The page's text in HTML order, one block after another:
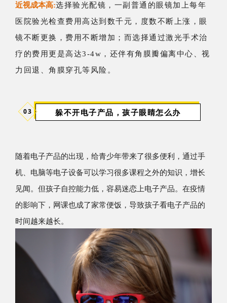
近视成本高:选择验光配镜，一副普通的眼镜加上每年
医院验光检查费用高达到数千元，度数不断上涨，眼
镜不断更换，费用不断增加；而选择通过激光手术治
疗的费用更是高达3-4w，还伴有角膜瓣偏离中心、视
力回退、角膜穿孔等风险。
03 躲不开电子产品，孩子眼睛怎么办
随着电子产品的出现，给青少年带来了很多便利， 通过手
机、 电脑等电子设备可以学习很多课程之外的知识，增长
见闻。 但孩子自控能力低，容易迷恋上电子产品。 在疫情
的影响下，网课也成了家常便饭，导致孩子看电子产品的
时间越来越长。